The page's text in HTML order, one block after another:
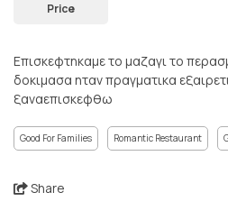
Price
Επισκεφτηκαμε το μαζαγι το
δοκιμασα ηταν πραγματικα
ξαναεπισκεφθω
Good For Families Romantic Restaurant
Share